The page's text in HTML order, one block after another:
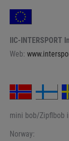
IIC-INTERSPORT
Web:
mini bob/Zipflbob
Norway: